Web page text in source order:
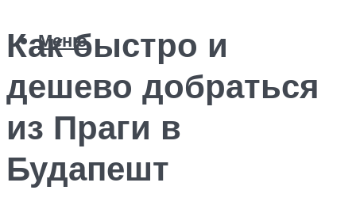
Меню
Как быстро и
дешево добраться
из Праги в
Будапешт